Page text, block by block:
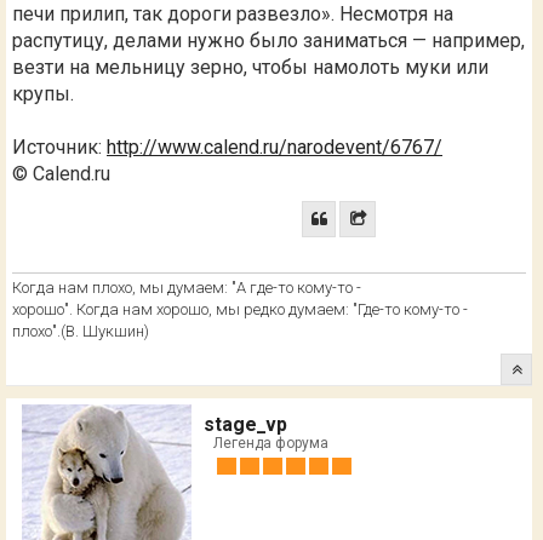
печи прилип, так дороги развезло». Несмотря на
распутицу, делами нужно было заниматься — например,
везти на мельницу зерно, чтобы намолоть муки или
крупы.
Источник: http://www.calend.ru/narodevent/6767/
© Calend.ru
Когда нам плохо, мы думаем: "А где-то кому-то -
хорошо". Когда нам хорошо, мы редко думаем: "Где-то кому-то -
плохо".(В. Шукшин)
stage_vp
Легенда форума